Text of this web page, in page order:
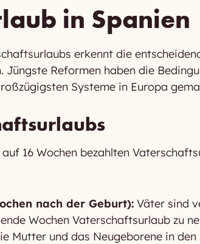
in Spanien
erkennt die
Jüngste Reformen haben die
Systeme in Europa
16 Wochen bezahlten
nach der Geburt): Väter sind
Wochen Vaterschaftsurlaub zu
Mutter und das Neugeborene in